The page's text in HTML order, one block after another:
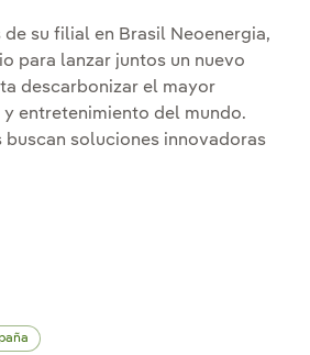
su filial en Brasil Neoenergia,
para lanzar juntos un nuevo
descarbonizar el mayor
entretenimiento del mundo.
buscan soluciones innovadoras
junto a Rock in Rio
junto a Rock in Rio
Buscamos junto a Rock in